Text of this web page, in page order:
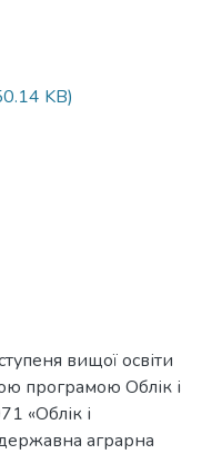
KB)
вищої освіти
програмою Облік і
«Облік і
аграрна